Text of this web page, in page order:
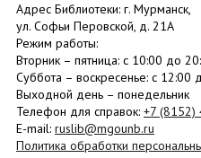
Адрес Библиотеки: г. Мурманск,
ул. Софьи Перовской, д. 21А
Режим работы:
Вторник – пятница: с 10:00 до
Суббота – воскресенье: c 12:00
Выходной день – понедельник
Телефон для справок: +7 (8152)
E-mail: ruslib@mgounb.ru
Политика обработки